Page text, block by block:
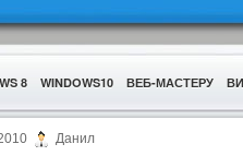
8 WINDOWS10 ВЕБ-МАСТЕРУ
Данил